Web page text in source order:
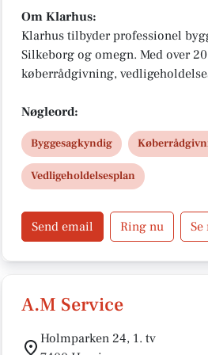
Om Klarhus:
Klarhus tilbyder professionel
Silkeborg og omegn. Med over
køberrådgivning,
byggerådgivning. Klarhus er
tryghed, gennemsigtighed og
boligprocessen – altid med
Nøgleord:
Byggesagkyndig
Vedligeholdelsesplan
Send email Ring nu Se
A.M Service
Holmparken 24, 1. tv